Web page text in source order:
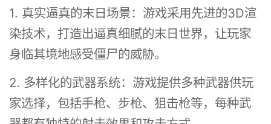
1. 真实逼真的末日场景：游戏采用先进的3D渲
染技术，打造出逼真细腻的末日世界，让玩家
身临其境地感受僵尸的威胁。
2. 多样化的武器系统：游戏提供多种武器供玩
家选择，包括手枪、步枪、狙击枪等，每种武